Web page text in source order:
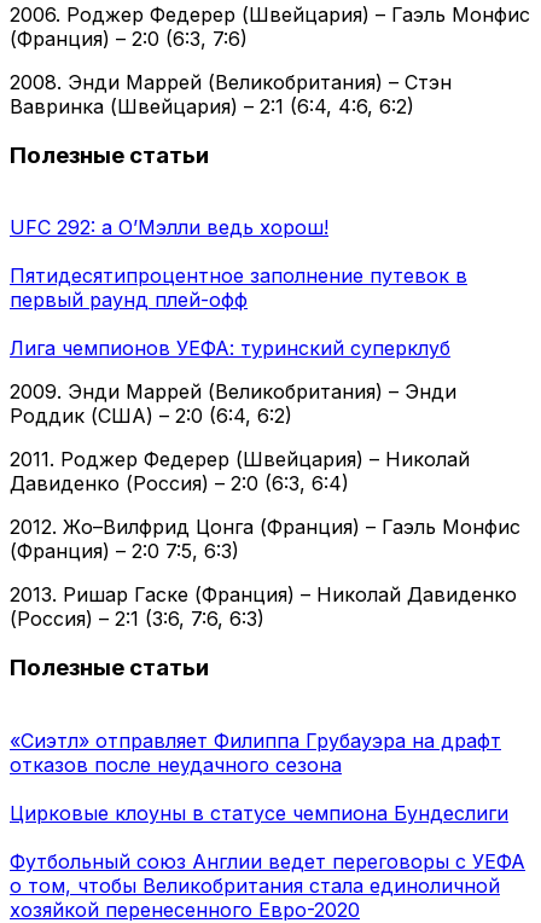
2006. Роджер Федерер (Швейцария) – Гаэль Монфис
(Франция) – 2:0 (6:3, 7:6)
2008. Энди Маррей (Великобритания) – Стэн
Вавринка (Швейцария) – 2:1 (6:4, 4:6, 6:2)
Полезные статьи
UFC 292: а О’Мэлли ведь хорош!
Пятидесятипроцентное заполнение путевок в
первый раунд плей-офф
Лига чемпионов УЕФА: туринский суперклуб
2009. Энди Маррей (Великобритания) – Энди
Роддик (США) – 2:0 (6:4, 6:2)
2011. Роджер Федерер (Швейцария) – Николай
Давиденко (Россия) – 2:0 (6:3, 6:4)
2012. Жо–Вилфрид Цонга (Франция) – Гаэль Монфис
(Франция) – 2:0 7:5, 6:3)
2013. Ришар Гаске (Франция) – Николай Давиденко
(Россия) – 2:1 (3:6, 7:6, 6:3)
Полезные статьи
«Сиэтл» отправляет Филиппа Грубауэра на драфт
отказов после неудачного сезона
Цирковые клоуны в статусе чемпиона Бундеслиги
Футбольный союз Англии ведет переговоры с УЕФА
о том, чтобы Великобритания стала единоличной
хозяйкой перенесенного Евро-2020